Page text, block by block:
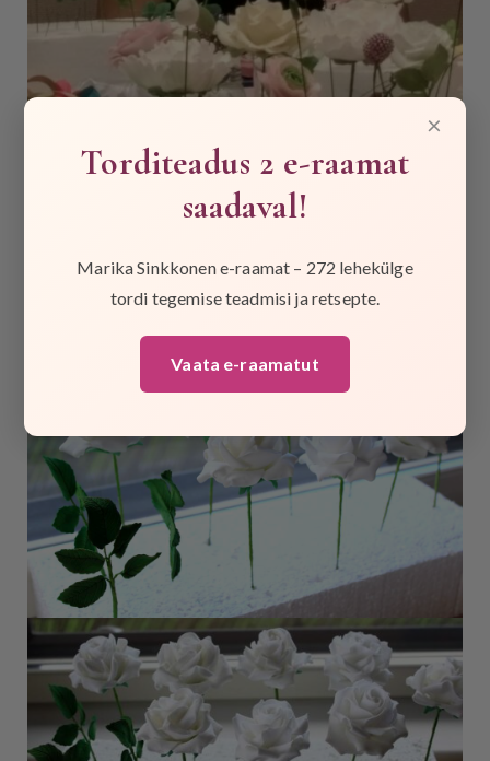
×
Torditeadus 2 e-raamat
saadaval!
Marika Sinkkonen e-raamat – 272 lehekülge
tordi tegemise teadmisi ja retsepte.
Vaata e-raamatut